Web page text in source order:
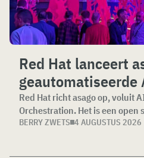
Red Hat lanceert
geautomatiseerde
Red Hat richt asago op, voluit
Orchestration. Het is een
BERRY ZWETS 4 AUGUSTUS 2026